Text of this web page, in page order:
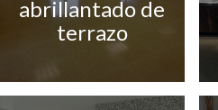
abrillantado de
terrazo